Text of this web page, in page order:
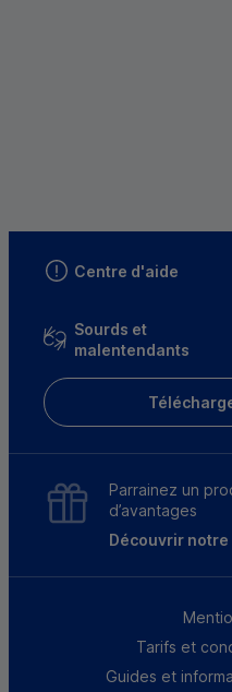
Centre d'aide
Sourds et
malentendants
Parrainez un
d’avantages
Découvrir
Tarifs et
Guides et